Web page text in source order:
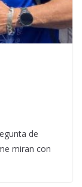
de
miran con